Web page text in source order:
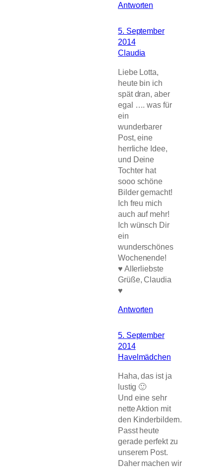
Antworten
5. September
2014
Claudia
Liebe Lotta,
heute bin ich
spät dran, aber
egal …. was für
ein
wunderbarer
Post, eine
herrliche Idee,
und Deine
Tochter hat
sooo schöne
Bilder gemacht!
Ich freu mich
auch auf mehr!
Ich wünsch Dir
ein
wunderschönes
Wochenende!
♥ Allerliebste
Grüße, Claudia
♥
Antworten
5. September
2014
Havelmädchen
Haha, das ist ja
lustig 🙂
Und eine sehr
nette Aktion mit
den Kinderbildern.
Passt heute
gerade perfekt zu
unserem Post.
Daher machen wir